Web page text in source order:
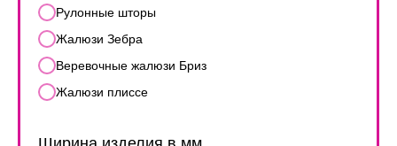
Рулонные шторы
Жалюзи Зебра
Веревочные жалюзи Бриз
Жалюзи плиссе